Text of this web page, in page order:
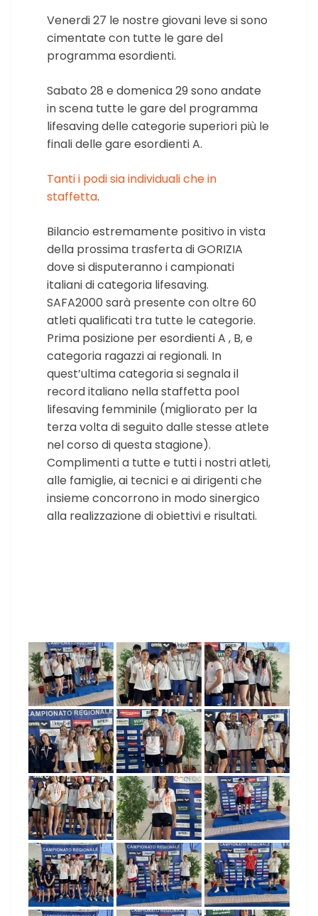
Venerdi 27 le nostre giovani leve si sono
cimentate con tutte le gare del
programma esordienti.
Sabato 28 e domenica 29 sono andate
in scena tutte le gare del programma
lifesaving delle categorie superiori più le
finali delle gare esordienti A.
Tanti i podi sia individuali che in
staffetta.
Bilancio estremamente positivo in vista
della prossima trasferta di GORIZIA
dove si disputeranno i campionati
italiani di categoria lifesaving.
SAFA2000 sarà presente con oltre 60
atleti qualificati tra tutte le categorie.
Prima posizione per esordienti A , B, e
categoria ragazzi ai regionali. In
quest’ultima categoria si segnala il
record italiano nella staffetta pool
lifesaving femminile (migliorato per la
terza volta di seguito dalle stesse atlete
nel corso di questa stagione).
Complimenti a tutte e tutti i nostri atleti,
alle famiglie, ai tecnici e ai dirigenti che
insieme concorrono in modo sinergico
alla realizzazione di obiettivi e risultati.